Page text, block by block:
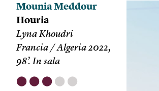
Mounia Meddour
Houria
Lyna Khoudri
Francia / Algeria 2022,
98’. In sala
⬤ ⬤ ⬤ ⬤ ⬤